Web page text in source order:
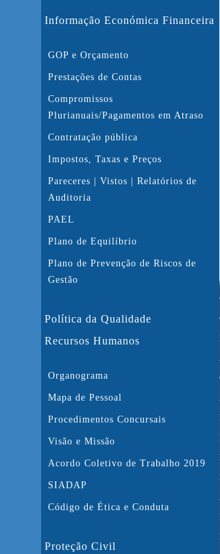
Informação Económica Financeira
GOP e Orçamento
Prestações de Contas
Compromissos
Plurianuais/Pagamentos em Atraso
Contratação pública
Impostos, Taxas e Preços
Pareceres | Vistos | Relatórios de
Auditoria
PAEL
Plano de Equilíbrio
Plano de Prevenção de Riscos de
Gestão
Política da Qualidade
Recursos Humanos
Organograma
Mapa de Pessoal
Procedimentos Concursais
Visão e Missão
Acordo Coletivo de Trabalho 2019
SIADAP
Código de Ética e Conduta
Proteção Civil